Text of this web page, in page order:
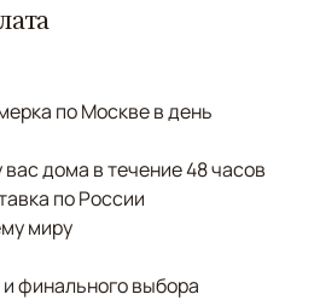
по Москве в день
дома в течение 48 часов
по России
миру
финального выбора